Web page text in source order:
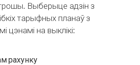
Выберыце адзін з
тарыфных планаў з
цэнамі на выклікі:
рахунку